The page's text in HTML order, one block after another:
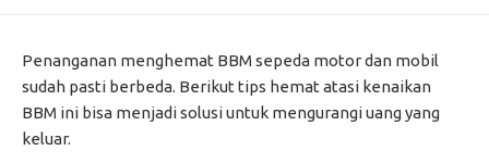
Penanganan menghemat BBM sepeda motor dan mobil
sudah pasti berbeda. Berikut tips hemat atasi kenaikan
BBM ini bisa menjadi solusi untuk mengurangi uang yang
keluar.